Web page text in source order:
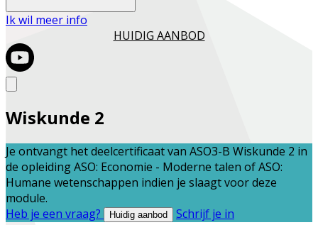
Ik wil meer info
HUIDIG AANBOD
Wiskunde 2
Je ontvangt het deelcertificaat van ASO3-B Wiskunde 2 in
de opleidingASO: Economie - Moderne talen ofASO:
Humane wetenschappen indien je slaagt voor deze
module.
Heb je een vraag?
Huidig aanbod Schrijf je in